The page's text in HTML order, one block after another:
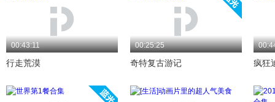
00:43:11
行走荒漠
00:25:25
奇特复古游记 疯狂